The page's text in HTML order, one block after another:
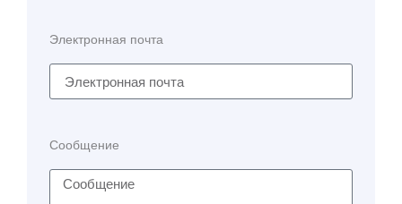
Электронная почта
Сообщение